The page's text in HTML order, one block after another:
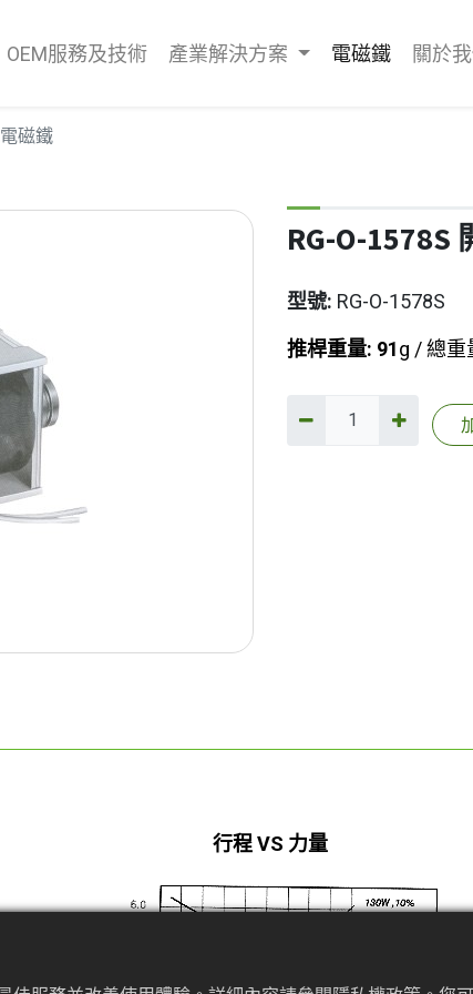
OEM服務及技術 產業解決方案 電磁鐵 關於
磁鐵
RG-O-1578S
型號: RG-O-1578S
推桿重量: 91g / 總重
行程 VS 力量